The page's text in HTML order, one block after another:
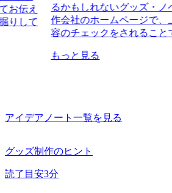
お伝え
りして
るかもしれないグッズ・ノ
作会社のホームページで、
容のチェックをされること
もっと見る
アイデアノート一覧を見る
グッズ制作のヒント
読了目安3分